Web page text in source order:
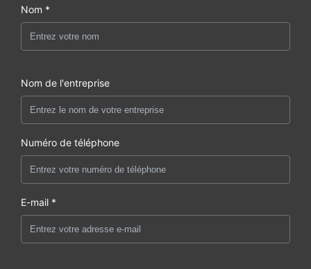
Nom *
Nom de l'entreprise
Numéro de téléphone
E-mail *